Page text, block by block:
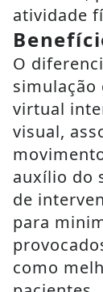
atividade
O
simulação
virtual
visual,
auxílio do
de
para
como